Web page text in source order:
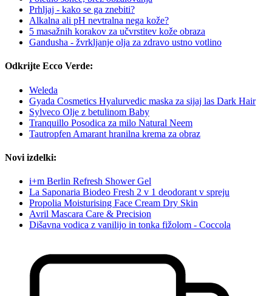
Prhljaj - kako se ga znebiti?
Alkalna ali pH nevtralna nega kože?
5 masažnih korakov za učvrstitev kože obraza
Gandusha - žvrkljanje olja za zdravo ustno votlino
Odkrijte Ecco Verde:
Weleda
Gyada Cosmetics Hyalurvedic maska za sijaj las Dark Hair
Sylveco Olje z betulinom Baby
Tranquillo Posodica za milo Natural Neem
Tautropfen Amarant hranilna krema za obraz
Novi izdelki:
i+m Berlin Refresh Shower Gel
La Saponaria Biodeo Fresh 2 v 1 deodorant v spreju
Propolia Moisturising Face Cream Dry Skin
Avril Mascara Care & Precision
Dišavna vodica z vanilijo in tonka fižolom - Coccola